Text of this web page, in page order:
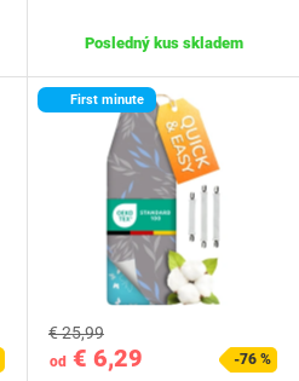
Posledný kus skladem
First minute
od € 6,29
€ 25,99
-76 %